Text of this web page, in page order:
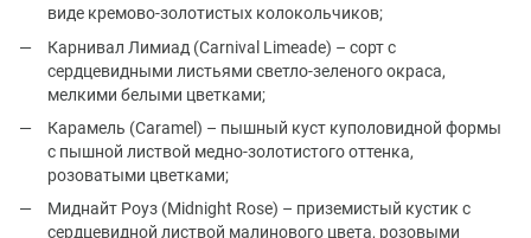
виде кремово-золотистых колокольчиков;
Карнивал Лимиад (Carnival Limeade) – сорт с
сердцевидными листьями светло-зеленого окраса,
мелкими белыми цветками;
Карамель (Caramel) – пышный куст куполовидной формы
с пышной листвой медно-золотистого оттенка,
розоватыми цветками;
Миднайт Роуз (Midnight Rose) – приземистый кустик с
сердцевидной листвой малинового цвета, розовыми